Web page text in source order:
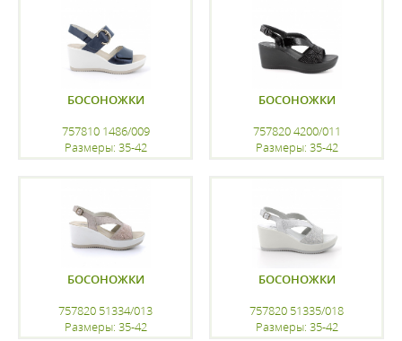
БОСОНОЖКИ
757810 1486/009
Размеры: 35-42
БОСОНОЖКИ
757820 4200/011
Размеры: 35-42
БОСОНОЖКИ
757820 51334/013
Размеры: 35-42
БОСОНОЖКИ
757820 51335/018
Размеры: 35-42